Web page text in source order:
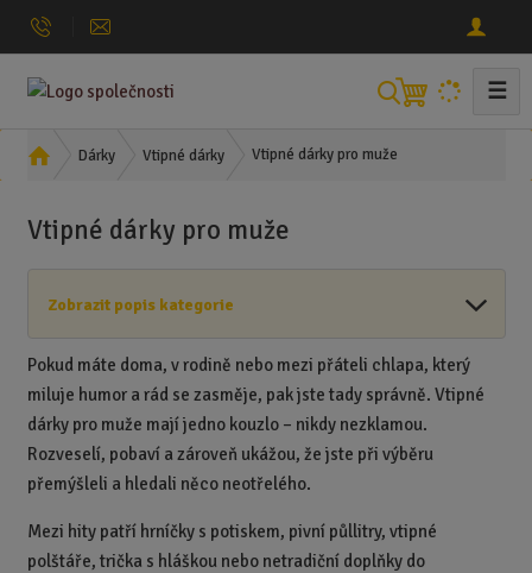
V
☰
Ú
d
s
r
a
n
Dárky Vtipné dárky Vtipné dárky pro muže
Vtipné dárky pro muže
Zobrazit popis kategorie
Pokud máte doma, v rodině nebo mezi přáteli chlapa, který
miluje humor a rád se zasměje, pak jste tady správně. Vtipné
dárky pro muže mají jedno kouzlo – nikdy nezklamou.
Rozveselí, pobaví a zároveň ukážou, že jste při výběru
přemýšleli a hledali něco neotřelého.
Mezi hity patří hrníčky s potiskem, pivní půllitry, vtipné
polštáře, trička s hláškou nebo netradiční doplňky do